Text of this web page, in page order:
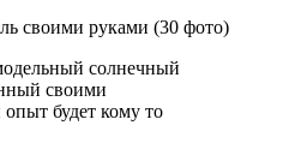
солнечный
своими
будет кому то